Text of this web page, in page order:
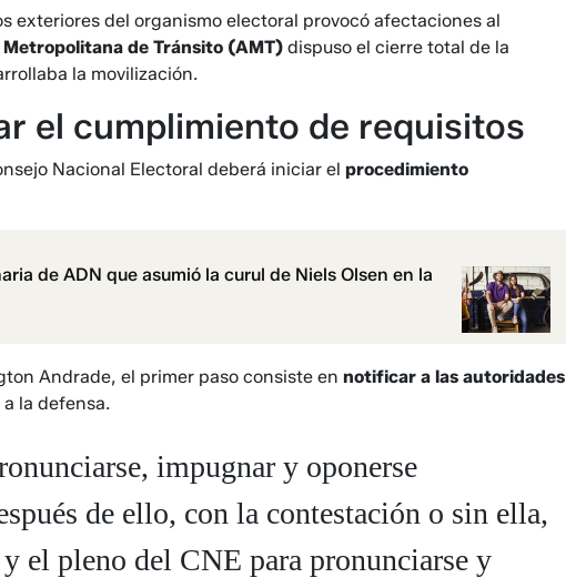
exteriores del organismo electoral provocó afectaciones al
de Tránsito (AMT) dispuso el cierre total de la
la movilización.
el cumplimiento de requisitos
Nacional Electoral deberá iniciar el procedimiento
de ADN que asumió la curul de Niels Olsen en la
Andrade, el primer paso consiste en notificar a las autoridades
la defensa.
impugnar y oponerse
de ello, con la contestación o sin ella,
el pleno del CNE para pronunciarse y